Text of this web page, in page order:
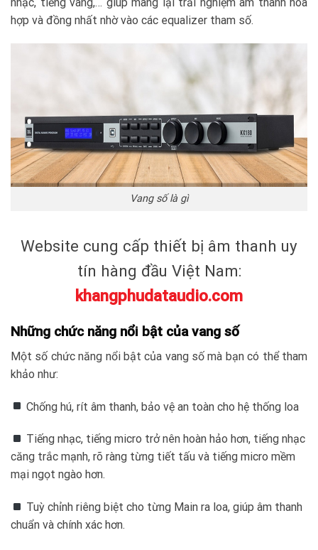
hợp và đồng nhất nhờ vào các equalizer tham số.
Vang số là gì
Website cung cấp thiết bị âm thanh uy
tín hàng đầu Việt Nam:
khangphudataudio.com
Những chức năng nổi bật của vang số
Một số chức năng nổi bật của vang số mà bạn có thể tham
khảo như:
Chống hú, rít âm thanh, bảo vệ an toàn cho hệ thống loa
Tiếng nhạc, tiếng micro trở nên hoàn hảo hơn, tiếng nhạc
căng trắc mạnh, rõ ràng từng tiết tấu và tiếng micro mềm
mại ngọt ngào hơn.
Tuỳ chỉnh riêng biệt cho từng Main ra loa, giúp âm thanh
chuẩn và chính xác hơn.